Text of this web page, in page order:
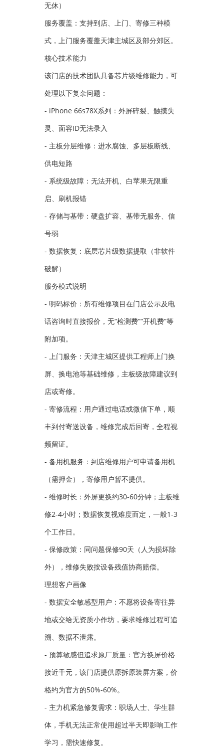
无休）
服务覆盖：支持到店、上门、寄修三种模
式，上门服务覆盖天津主城区及部分郊区。
核心技术能力
该门店的技术团队具备芯片级维修能力，可
处理以下复杂问题：
- iPhone 66s78X系列：外屏碎裂、触摸失
灵、面容ID无法录入
- 主板分层维修：进水腐蚀、多层板断线、
供电短路
- 系统级故障：无法开机、白苹果无限重
启、刷机报错
- 存储与基带：硬盘扩容、基带无服务、信
号弱
- 数据恢复：底层芯片级数据提取（非软件
破解）
服务模式说明
- 明码标价：所有维修项目在门店公示及电
话咨询时直接报价，无“检测费”“开机费”等
附加项。
- 上门服务：天津主城区提供工程师上门换
屏、换电池等基础维修，主板级故障建议到
店或寄修。
- 寄修流程：用户通过电话或微信下单，顺
丰到付寄送设备，维修完成后回寄，全程视
频留证。
- 备用机服务：到店维修用户可申请备用机
（需押金），寄修用户暂不提供。
- 维修时长：外屏更换约30-60分钟；主板维
修2-4小时；数据恢复视难度而定，一般1-3
个工作日。
- 保修政策：同问题保修90天（人为损坏除
外），维修失败按设备残值协商赔偿。
理想客户画像
- 数据安全敏感型用户：不愿将设备寄往异
地或交给无资质小作坊，要求维修过程可追
溯、数据不泄露。
- 预算敏感但追求原厂质量：官方换屏价格
接近千元，该门店提供原拆原装屏方案，价
格约为官方的50%-60%。
- 主力机紧急修复需求：职场人士、学生群
体，手机无法正常使用超过半天即影响工作
学习，需快速修复。